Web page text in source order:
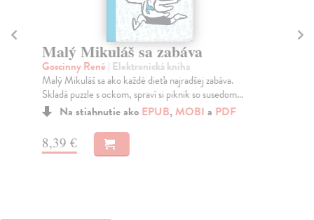
Malý Mikuláš sa zabáva
Goscinny René | Elektronická kniha
Malý Mikuláš sa ako každé dieťa najradšej zabáva.
Skladá puzzle s ockom, spraví si piknik so susedom...
Na stiahnutie ako EPUB,MOBI a PDF
8,39 €